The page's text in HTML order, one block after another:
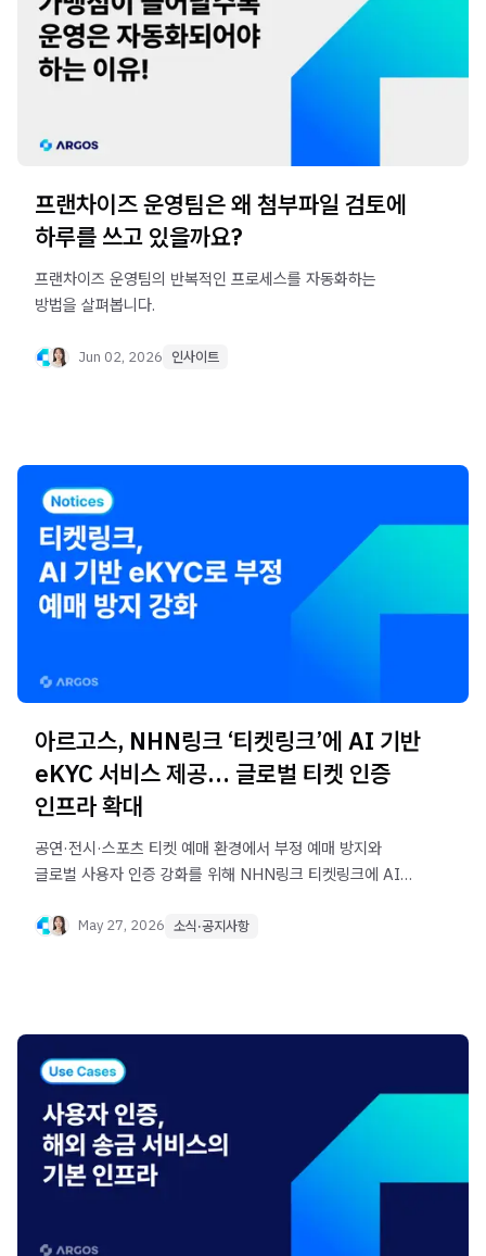
프랜차이즈 운영팀은 왜 첨부파일 검토에
하루를 쓰고 있을까요?
프랜차이즈 운영팀의 반복적인 프로세스를 자동화하는
방법을 살펴봅니다.
Jun 02, 2026 인사이트
아르고스, NHN링크 ‘티켓링크’에 AI 기반
eKYC 서비스 제공… 글로벌 티켓 인증
인프라 확대
공연·전시·스포츠 티켓 예매 환경에서 부정 예매 방지와
글로벌 사용자 인증 강화를 위해 NHN링크 티켓링크에 AI
제공합니다.May 27, 2026 소식·공지사항